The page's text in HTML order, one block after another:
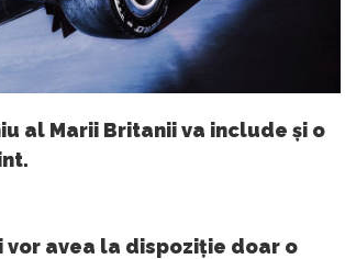
al Marii Britanii va include și o
avea la dispoziție doar o